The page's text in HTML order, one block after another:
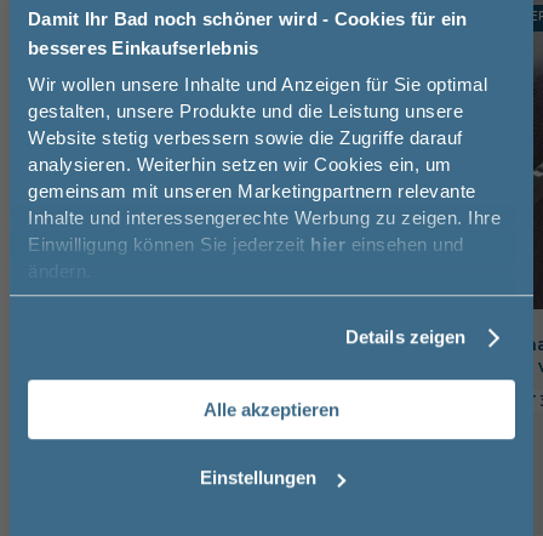
Damit Ihr Bad noch schöner wird - Cookies für ein
besseres Einkaufserlebnis
Wir wollen unsere Inhalte und Anzeigen für Sie optimal
gestalten, unsere Produkte und die Leistung unsere
Website stetig verbessern sowie die Zugriffe darauf
analysieren. Weiterhin setzen wir Cookies ein, um
gemeinsam mit unseren Marketingpartnern relevante
Inhalte und interessengerechte Werbung zu zeigen. Ihre
Einwilligung können Sie jederzeit hier einsehen und
ändern.
Details zeigen
Alle akzeptieren
Einstellungen
TOPSELLER -24%
32,5 cm
42,76 €
Puris
zweiarmig,
Jetzt 50 € sparen!
Melde Sie sich hier zu unserem
Newsletter an und sparen Sie
50€* auf Ihre Bestellung!
Vorname
Email